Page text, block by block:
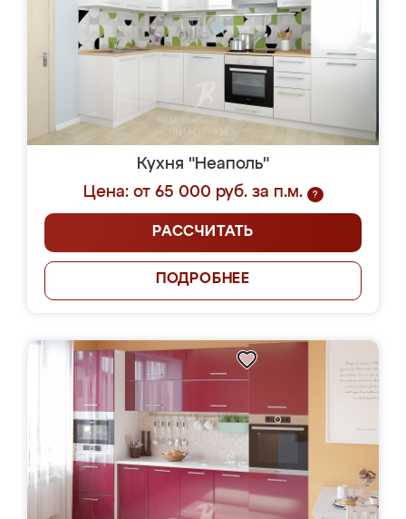
Кухня "Неаполь"
Цена: от 65 000 руб. за п.м.
?
РАССЧИТАТЬ
ПОДРОБНЕЕ